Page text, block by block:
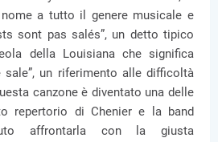
a tutto il genere musicale e
sont pas salés”, un detto tipico
della Louisiana che significa
un riferimento alle difficoltà
canzone è diventato una delle
repertorio di Chenier e la band
affrontarla con la giusta